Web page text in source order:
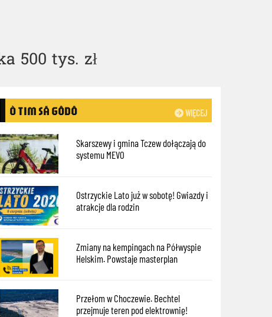
500 tys. zł
WIĘCEJ
Ò TIM SÃ GÔDÔ
Skarszewy i gmina Tczew dołączają do
systemu MEVO
Ostrzyckie Lato już w sobotę! Gwiazdy i
atrakcje dla rodzin
Zmiany na kempingach na Półwyspie
Helskim. Powstaje masterplan
Przełom w Choczewie. Bechtel
przejmuje teren pod elektrownię!